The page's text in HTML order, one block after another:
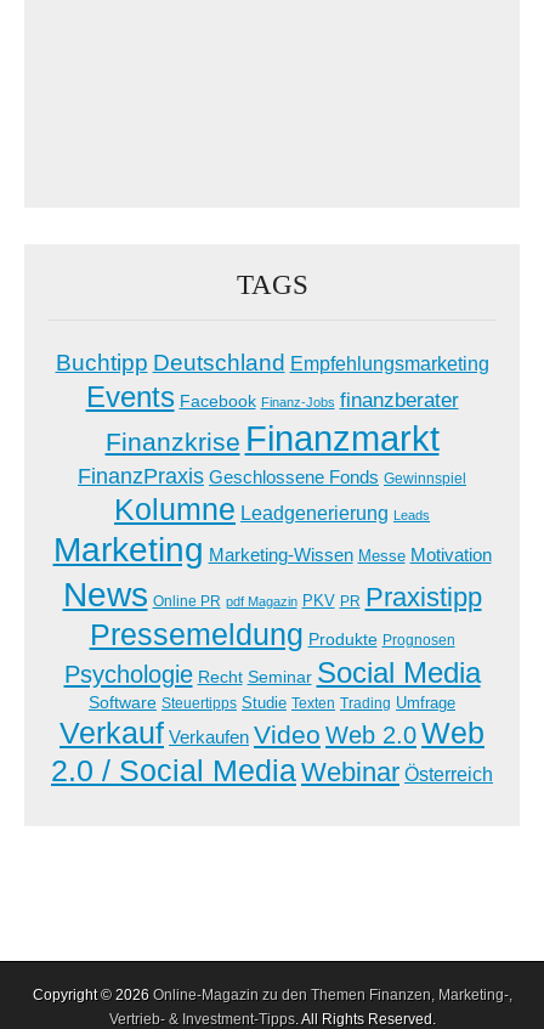
TAGS
Buchtipp Deutschland Empfehlungsmarketing
Events Facebook Finanz-Jobs finanzberater
Finanzkrise Finanzmarkt
FinanzPraxis Geschlossene Fonds Gewinnspiel
Kolumne Leadgenerierung Leads
Marketing Marketing-Wissen Messe Motivation
News Online PR pdf Magazin PKV PR Praxistipp
Pressemeldung Produkte Prognosen
Psychologie Recht Seminar Social Media
Software Steuertipps Studie Texten Trading Umfrage
Verkauf Verkaufen Video Web 2.0Web
2.0 / Social MediaWebinar Österreich
Copyright © 2026 Online-Magazin zu den Themen Finanzen, Marketing-,
Vertrieb- & Investment-Tipps. All Rights Reserved.